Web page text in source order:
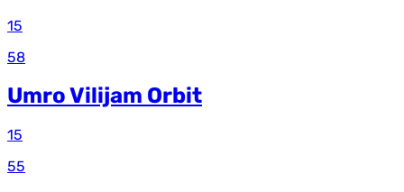
15
58
Umro Vilijam Orbit
15
55